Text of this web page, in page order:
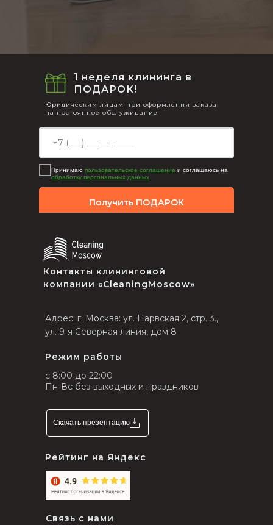
Принимаю пользовательское соглашение и соглашаюсь на
обработку персональных данных
Получить ПОДАРОК
1 неделя клининга в
ПОДАРОК!
Юридическим лицам при оформлении заказа
на постоянное обслуживание
Контакты клининговой
компании «CleaningMoscow»
Адрес: г. Москва: ул. Нарвская 2, стр. 3.,
ул. 9-я Северная линия, дом 8
с 8:00 до 22:00
Пн-Вс без выходных и праздников
Режим работы
Связь с нами
Рейтинг на Яндекс
Скачать презентацию